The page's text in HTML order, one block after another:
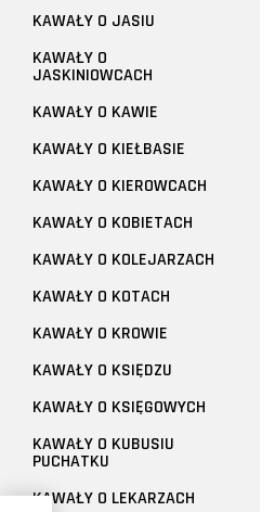
KAWAŁY O JASIU
KAWAŁY O
JASKINIOWCACH
KAWAŁY O KAWIE
KAWAŁY O KIEŁBASIE
KAWAŁY O KIEROWCACH
KAWAŁY O KOBIETACH
KAWAŁY O KOLEJARZACH
KAWAŁY O KOTACH
KAWAŁY O KROWIE
KAWAŁY O KSIĘDZU
KAWAŁY O KSIĘGOWYCH
KAWAŁY O KUBUSIU
PUCHATKU
KAWAŁY O LEKARZACH